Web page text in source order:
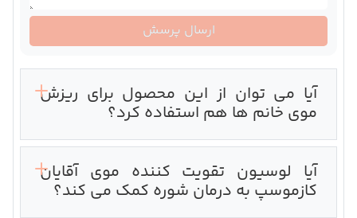
آیا می توان از این محصول برای ریزش
موی خانم ها هم استفاده کرد؟
آیا لوسیون تقویت کننده موی آقایان
کازموسپ به درمان شوره کمک می کند؟
ارسال پرسش